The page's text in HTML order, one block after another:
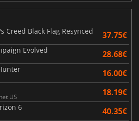
Creed Black Flag Resynced
37.75€
Evolved 28.68€
16.00€
US 18.19€
6 40.35€